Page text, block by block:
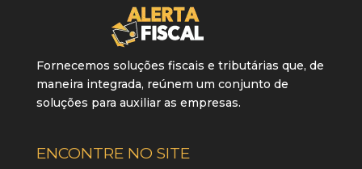
Fornecemos soluções fiscais e tributárias que, de
maneira integrada, reúnem um conjunto de
soluções para auxiliar as empresas.
ENCONTRE NO SITE